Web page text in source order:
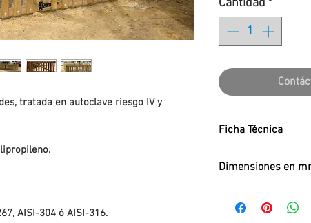
tratada en autoclave riesgo IV y
AISI-304 ó AISI-316.
Cantidad *
Ficha Técnica
Dimensiones en
800 x 1800 x 1800